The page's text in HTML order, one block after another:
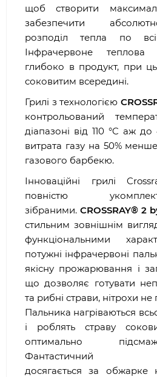
щоб створити
забезпечити
розподіл тепла по
Інфрачервоне
глибоко в продукт, при
соковитим всередині.
Грилі з технологією
контрольований
діапазоні від 110 °C аж
витрата газу на 50%
газового барбекю.
Інноваційні грилі
повністю
зібраними. CROSSRAY® 2
стильним зовнішнім
функціональними
потужні інфрачервоні
якісну прожарювання і
що дозволяє готувати
та рибні страви, нітрохи
Пальника нагріваються
і роблять страву
оптимально
Фантастичний
досягається за обжарке